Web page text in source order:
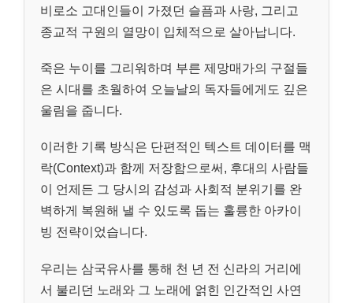
비로소 고대인들이 가졌던 슬픔과 사랑, 그리고
종교적 구원의 열망이 입체적으로 살아납니다.
죽은 누이를 그리워하며 부른 제망매가의 구절들
은 시대를 초월하여 오늘날의 독자들에게도 깊은
울림을 줍니다.
이러한 기록 방식은 단편적인 텍스트 데이터를 맥
락(Context)과 함께 저장함으로써, 후대의 사람들
이 언제든 그 당시의 감성과 사회적 분위기를 완
벽하게 복원해 낼 수 있도록 돕는 훌륭한 아카이
빙 전략이었습니다.
우리는 삼국유사를 통해 천 년 전 신라의 거리에
서 불리던 노래와 그 노래에 얽힌 인간적인 사연